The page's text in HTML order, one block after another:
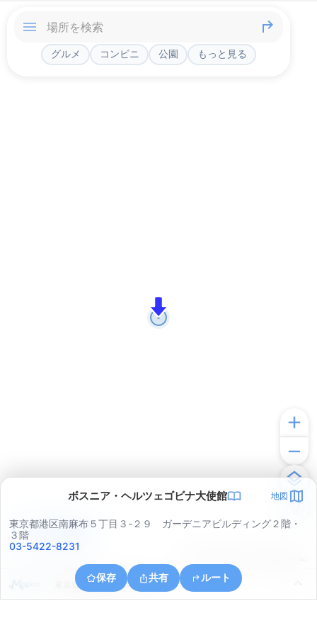
グルメ コンビニ 公園 もっと見る
ボスニア・ヘルツェゴビナ大使館 地図
東京都港区南麻布５丁目３-２９ ガーデニアビルディング２階・
３階
03-5422-8231
保存 共有 ルート
東京都港区北青山３丁目４
アプリで見る